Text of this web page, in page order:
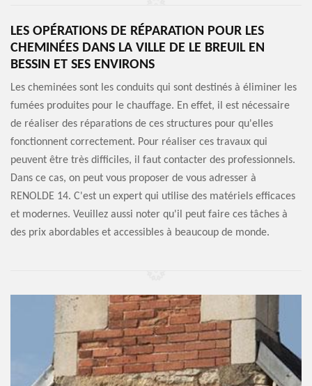
LES OPÉRATIONS DE RÉPARATION POUR LES
CHEMINÉES DANS LA VILLE DE LE BREUIL EN
BESSIN ET SES ENVIRONS
Les cheminées sont les conduits qui sont destinés à éliminer les
fumées produites pour le chauffage. En effet, il est nécessaire
de réaliser des réparations de ces structures pour qu'elles
fonctionnent correctement. Pour réaliser ces travaux qui
peuvent être très difficiles, il faut contacter des professionnels.
Dans ce cas, on peut vous proposer de vous adresser à
RENOLDE 14. C'est un expert qui utilise des matériels efficaces
et modernes. Veuillez aussi noter qu'il peut faire ces tâches à
des prix abordables et accessibles à beaucoup de monde.